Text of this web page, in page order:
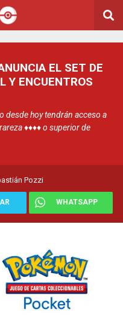
EL SET DE
Y ENCUENTROS
desde hoy tendrán acceso a
♦♦♦♦ o superior de
Pozzi
WHATSAPP